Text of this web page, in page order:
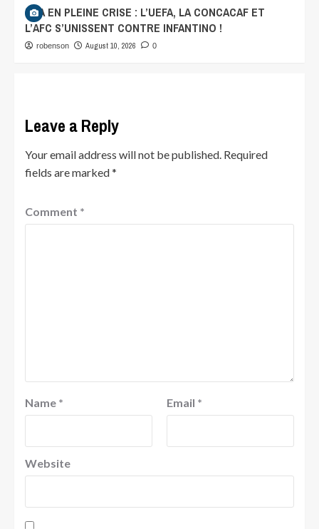
FIFA EN PLEINE CRISE : L’UEFA, LA CONCACAF ET
L’AFC S’UNISSENT CONTRE INFANTINO !
robenson August 10, 2026 0
Leave a Reply
Your email address will not be published. Required
fields are marked*
Comment *
Name * Email *
Website